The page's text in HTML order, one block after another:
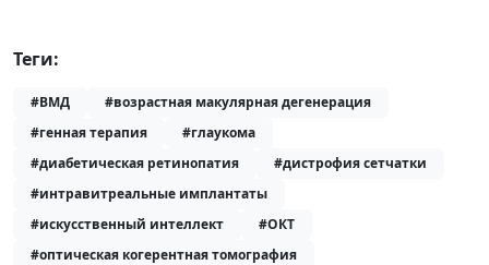
Теги:
#ВМД
#возрастная макулярная дегенерация
#генная терапия
#глаукома
#диабетическая ретинопатия
#дистрофия сетчатки
#интравитреальные имплантаты
#искусственный интеллект
#ОКТ
#оптическая когерентная томография